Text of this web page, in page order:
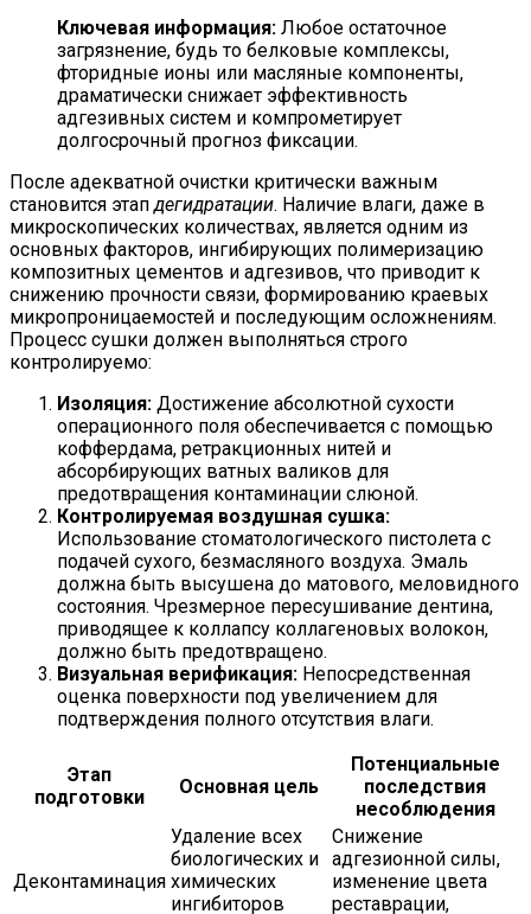
Ключевая информация: Любое остаточное
загрязнение, будь то белковые комплексы,
фторидные ионы или масляные компоненты,
драматически снижает эффективность
адгезивных систем и компрометирует
долгосрочный прогноз фиксации.
После адекватной очистки критически важным
становится этапдегидратации. Наличие влаги, даже в
микроскопических количествах, является одним из
основных факторов, ингибирующих полимеризацию
композитных цементов и адгезивов, что приводит к
снижению прочности связи, формированию краевых
микропроницаемостей и последующим осложнениям.
Процесс сушки должен выполняться строго
контролируемо:
Изоляция: Достижение абсолютной сухости
операционного поля обеспечивается с помощью
коффердама, ретракционных нитей и
абсорбирующих ватных валиков для
предотвращения контаминации слюной.
Контролируемая воздушная сушка:
Использование стоматологического пистолета с
подачей сухого, безмасляного воздуха. Эмаль
должна быть высушена до матового, меловидного
состояния. Чрезмерное пересушивание дентина,
приводящее к коллапсу коллагеновых волокон,
должно быть предотвращено.
Визуальная верификация: Непосредственная
оценка поверхности под увеличением для
подтверждения полного отсутствия влаги.
Этап
подготовки
Основная цель
Потенциальные
последствия
несоблюдения
Деконтаминация
Удаление всех
биологических и
химических
ингибиторов
Снижение
адгезионной силы,
изменение цвета
реставрации,